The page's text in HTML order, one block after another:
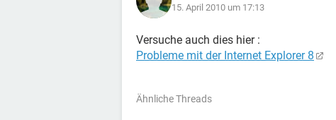
15. April 2010 um 17:13
Versuche auch dies hier :
Probleme mit der Internet Explorer 8
Ähnliche Threads